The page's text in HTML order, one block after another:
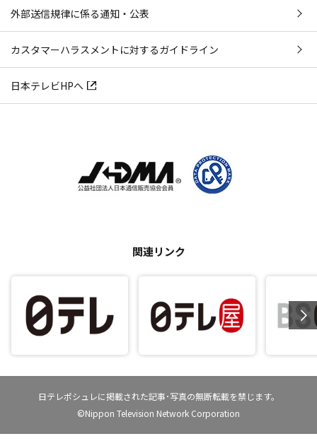
外部送信規律に係る通知・公表
カスタマーハラスメントに対するガイドライン
日本テレビHPへ
関連リンク
日テレポシュレに掲載された記事･写真の無断転載を禁じます。
©Nippon Television Network Corporation